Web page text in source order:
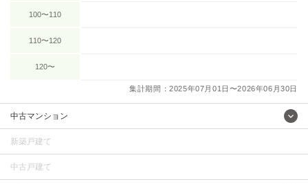
100〜110
110〜120
120〜
集計期間：2025年07月01日〜2026年06月30日
中古マンション
新築戸建て
中古戸建て